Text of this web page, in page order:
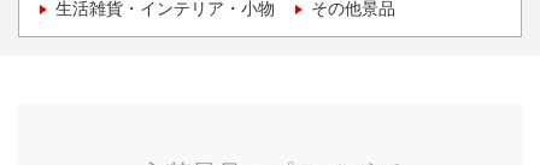
生活雑貨・インテリア・小物 その他景品